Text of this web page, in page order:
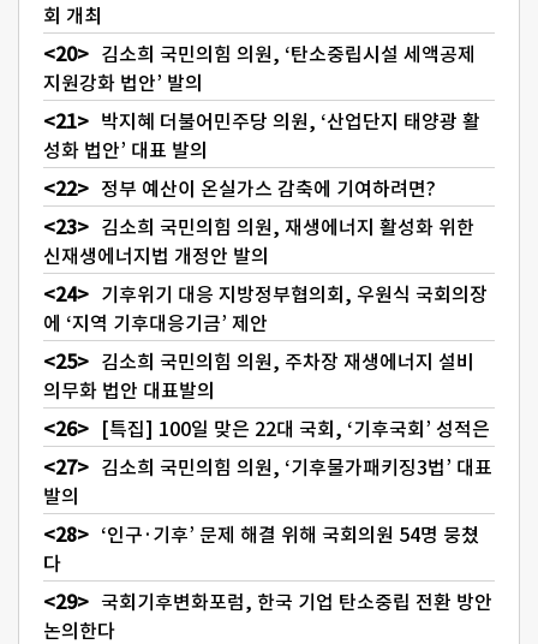
회 개최
김소희 국민의힘 의원, ‘탄소중립시설 세액공제
지원강화 법안’ 발의
박지혜 더불어민주당 의원, ‘산업단지 태양광 활
성화 법안’ 대표 발의
정부 예산이 온실가스 감축에 기여하려면?
김소희 국민의힘 의원, 재생에너지 활성화 위한
신재생에너지법 개정안 발의
기후위기 대응 지방정부협의회, 우원식 국회의장
에 ‘지역 기후대응기금’ 제안
김소희 국민의힘 의원, 주차장 재생에너지 설비
의무화 법안 대표발의
[특집] 100일 맞은 22대 국회, ‘기후국회’ 성적은
김소희 국민의힘 의원, ‘기후물가패키징3법’ 대표
발의
‘인구·기후’ 문제 해결 위해 국회의원 54명 뭉쳤
다
국회기후변화포럼, 한국 기업 탄소중립 전환 방안
논의한다